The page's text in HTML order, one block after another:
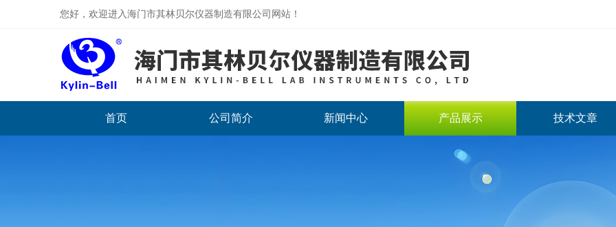
您好，欢迎进入海门市其林贝尔仪器制造有限公司网站！
首页 公司简介 新闻中心 产品展示 技术文章